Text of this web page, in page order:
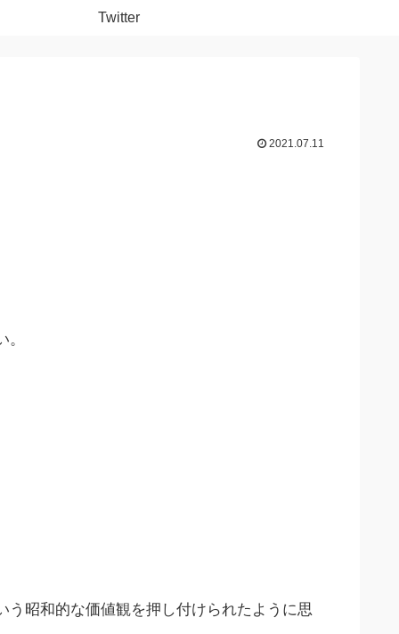
Twitter
2021.07.11
昭和的な価値観を押し付けられたように思